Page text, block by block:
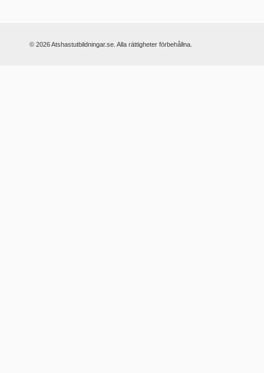
© 2026 Atshastutbildningar.se. Alla rättigheter förbehållna.